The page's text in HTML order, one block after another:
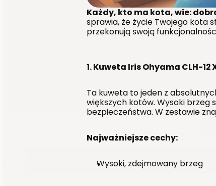
Każdy, kto ma kota, wie:
sprawia, że życie Twojego kota
przekonują swoją
1. Kuweta Iris Ohyama CLH-
Ta kuweta to jeden z
większych kotów. Wysoki brzeg
bezpieczeństwa. W zestawie
Najważniejsze cechy:
Wysoki, zdejmowany brzeg